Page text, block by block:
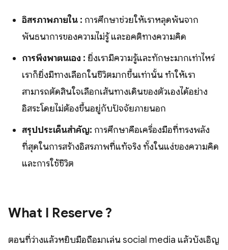
อิสรภาพภายใน : การศึกษาช่วยให้เราหลุดพ้นจาก
พันธนาการของความไม่รู้ และอคติทางความคิด
การพึ่งพาตนเอง : ยิ่งเรามีความรู้และทักษะมากเท่าไหร่
เราก็ยิ่งมีทางเลือกในชีวิตมากขึ้นเท่านั้น ทำให้เรา
สามารถตัดสินใจเลือกเส้นทางเดินของตัวเองได้อย่าง
อิสระโดยไม่ต้องขึ้นอยู่กับปัจจัยภายนอก
สรุปประเด็นสำคัญ: การศึกษาคือเครื่องมือที่ทรงพลัง
ที่สุดในการสร้างอิสรภาพที่แท้จริง ทั้งในแง่ของความคิด
และการใช้ชีวิต
What I Reserve ?
ตอนที่ว่างแล้วหยิบมือถือมาเล่น social media แล้วบังเอิญ